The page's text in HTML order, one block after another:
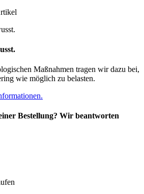
Maßnahmen tragen wir dazu bei,
wie möglich zu belasten.
Bestellung? Wir beantworten